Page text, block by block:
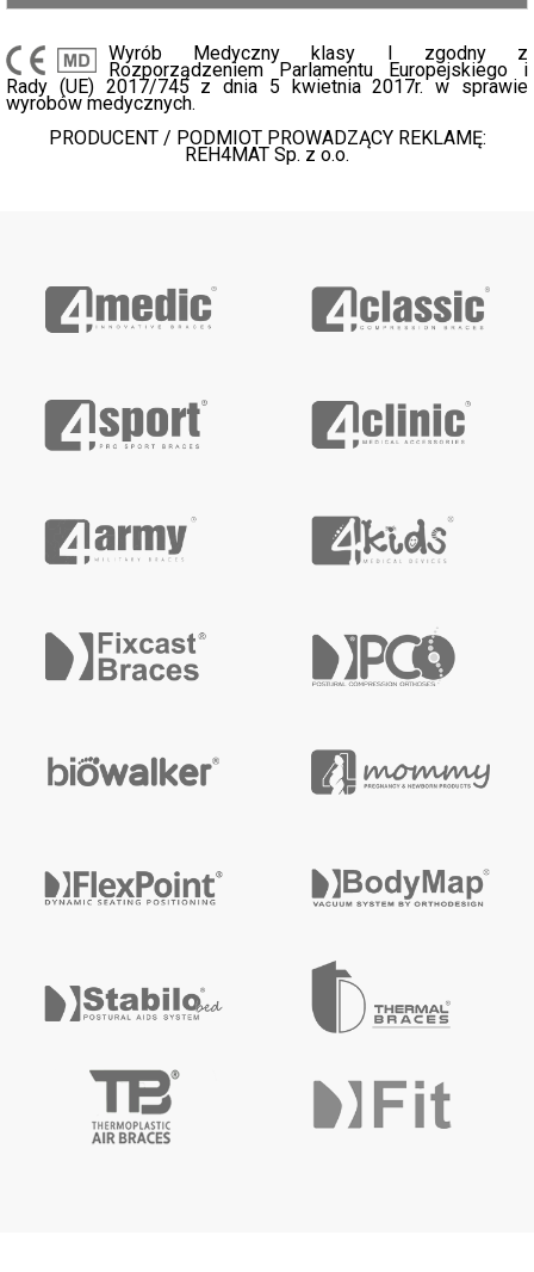
Wyrób Medyczny klasy I zgodny z
Rozporządzeniem Parlamentu Europejskiego i
Rady (UE) 2017/745 z dnia 5 kwietnia 2017r. w sprawie
wyrobów medycznych.
PRODUCENT / PODMIOT PROWADZĄCY REKLAMĘ:
REH4MAT Sp. z o.o.